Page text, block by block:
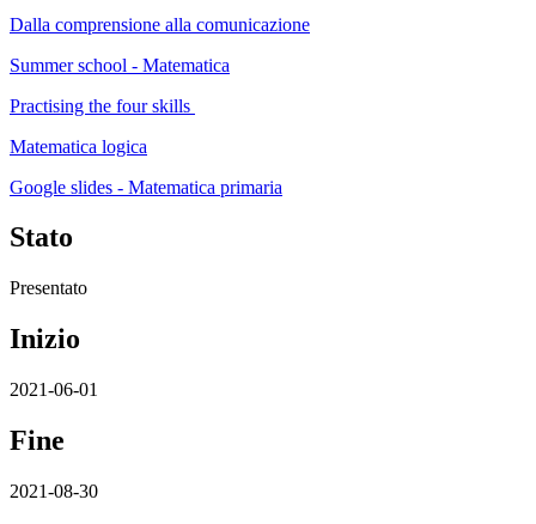
Dalla comprensione alla comunicazione
Summer school - Matematica
Practising the four skills
Matematica logica
Google slides - Matematica primaria
Stato
Presentato
Inizio
2021-06-01
Fine
2021-08-30